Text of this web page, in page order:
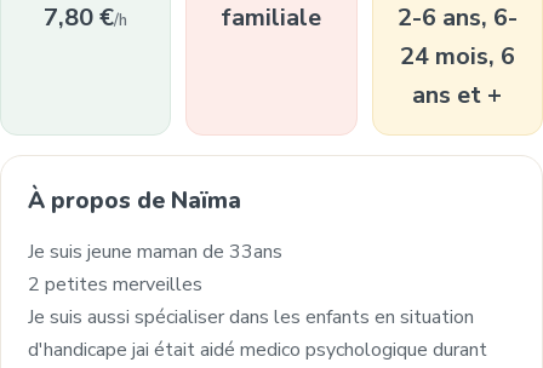
7,80 €/h familiale
2-6 ans, 6-
24 mois, 6
ans et +
À propos de Naïma
Je suis jeune maman de 33ans
2 petites merveilles
Je suis aussi spécialiser dans les enfants en situation
d'handicape jai était aidé medico psychologique durant